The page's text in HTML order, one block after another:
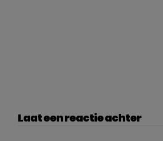
Laat een reactie achter